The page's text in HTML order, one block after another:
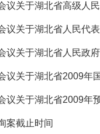
议关于湖北省高级人
议关于湖北省人民代
议关于湖北省人民政
议关于湖北省2009年
议关于湖北省2009年
案截止时间